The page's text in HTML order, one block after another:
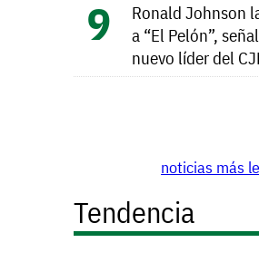
Ronald Johnson
a “El Pelón”,
nuevo líder del
noticias más
Tendencia